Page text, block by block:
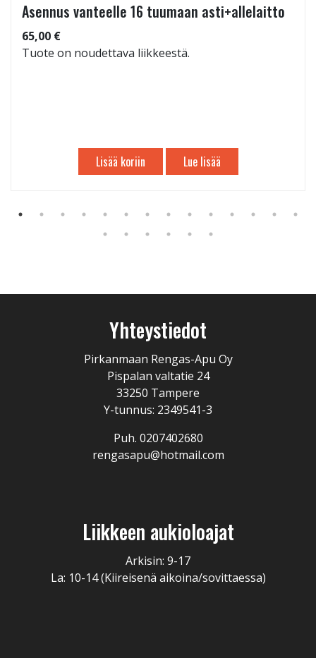
Asennus vanteelle 16 tuumaan asti+allelaitto
65,00 €
Tuote on noudettava liikkeestä.
Lisää koriin Lue lisää
Yhteystiedot
Pirkanmaan Rengas-Apu Oy
Pispalan valtatie 24
33250 Tampere
Y-tunnus: 2349541-3
Puh. 0207402680
rengasapu@hotmail.com
Liikkeen aukioloajat
Arkisin: 9-17
La: 10-14 (Kiireisenä aikoina/sovittaessa)